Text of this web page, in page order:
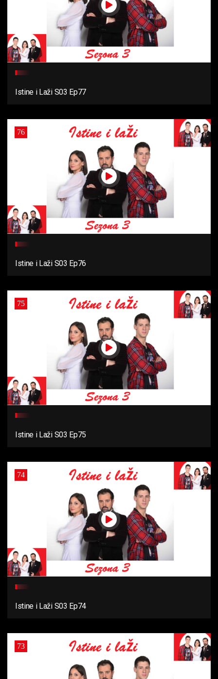
Istine i Laži S03 Ep77
76
Istine i Laži S03 Ep76
75
Istine i Laži S03 Ep75
74
Istine i Laži S03 Ep74
73